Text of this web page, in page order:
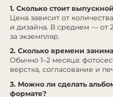
1. Сколько стоит
Цена зависит от
и дизайна. В среднем — от
за экземпляр.
2. Сколько времени
Обычно 1–2 месяца:
верстка, согласование и
3. Можно ли сделать
формате?